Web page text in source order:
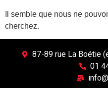
Il semble que nous ne
cherchez.
87-89 rue La Boétie
01